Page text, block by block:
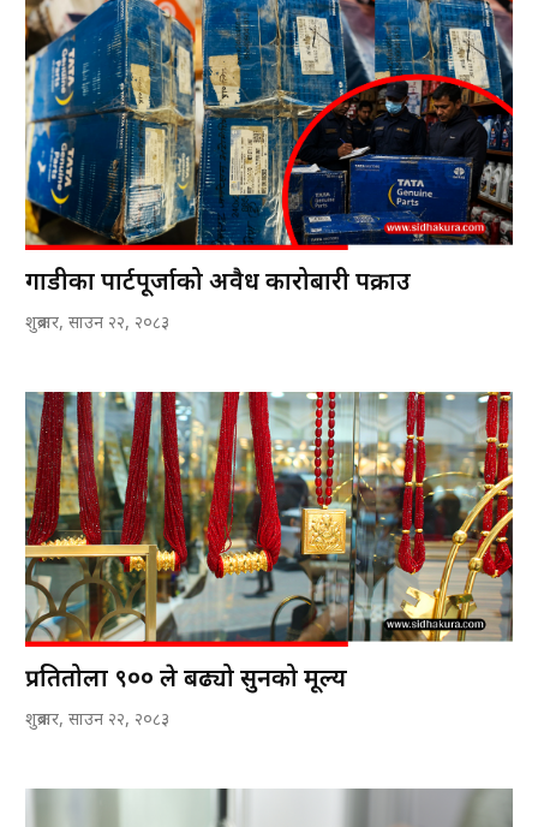
गाडीका पार्टपूर्जाको अवैध कारोबारी पक्राउ
शुक्रबार, साउन २२, २०८३
प्रतितोला ९०० ले बढ्यो सुनको मूल्य
शुक्रबार, साउन २२, २०८३